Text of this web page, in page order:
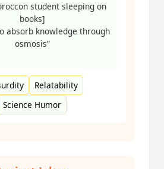
student sleeping on
books]
absorb knowledge through
osmosis”
Relatability
Science Humor